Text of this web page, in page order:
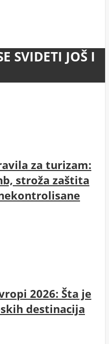
SVIDETI JOŠ I
za turizam:
stroža zaštita
2026: Šta je
destinacija